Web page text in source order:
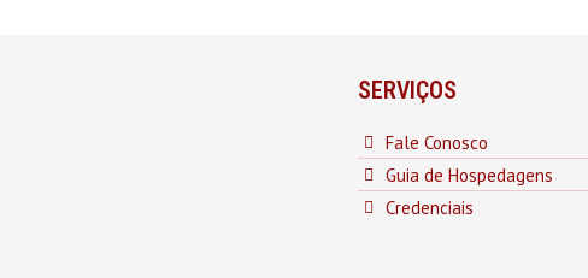
SERVIÇOS
Fale Conosco
Guia de Hospedagens
Credenciais